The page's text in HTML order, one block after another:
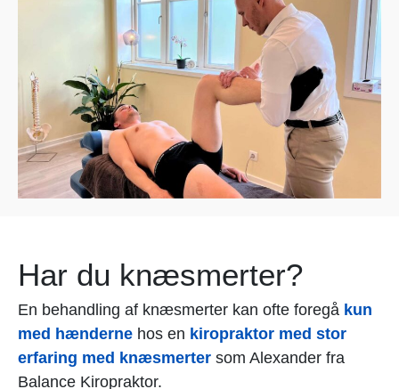
Har du knæsmerter?
En behandling af knæsmerter kan ofte foregå kun
med hænderne hos en kiropraktor med stor
erfaring med knæsmerter som Alexander fra
Balance Kiropraktor.